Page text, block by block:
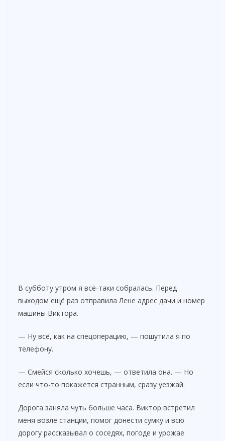
В субботу утром я всё-таки собралась. Перед
выходом ещё раз отправила Лене адрес дачи и номер
машины Виктора.
— Ну всё, как на спецоперацию, — пошутила я по
телефону.
— Смейся сколько хочешь, — ответила она. — Но
если что-то покажется странным, сразу уезжай.
Дорога заняла чуть больше часа. Виктор встретил
меня возле станции, помог донести сумку и всю
дорогу рассказывал о соседях, погоде и урожае